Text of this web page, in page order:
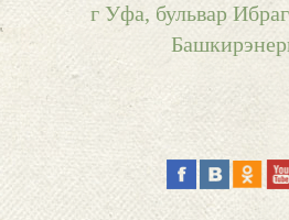
г Уфа, бульвар